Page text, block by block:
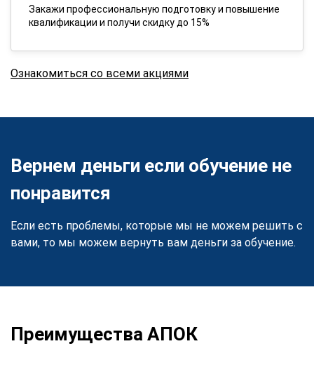
Закажи профессиональную подготовку и повышение
квалификации и получи скидку до 15%
Ознакомиться со всеми акциями
Вернем деньги если обучение не
понравится
Если есть проблемы, которые мы не можем решить с
вами, то мы можем вернуть вам деньги за обучение.
Преимущества АПОК